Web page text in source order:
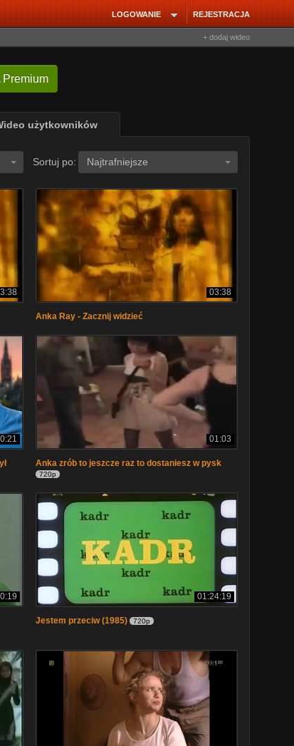
REJESTRACJA
LOGOWANIE
+ dodaj wideo
Premium
użytkowników
Sortuj po: Najtrafniejsze
03:38
Anka Ray - Zacznij widzieć
01:03
Anka zrób to jeszcze raz to dostaniesz w pysk
720p
01:24:19
Jestem przeciw (1985) 720p